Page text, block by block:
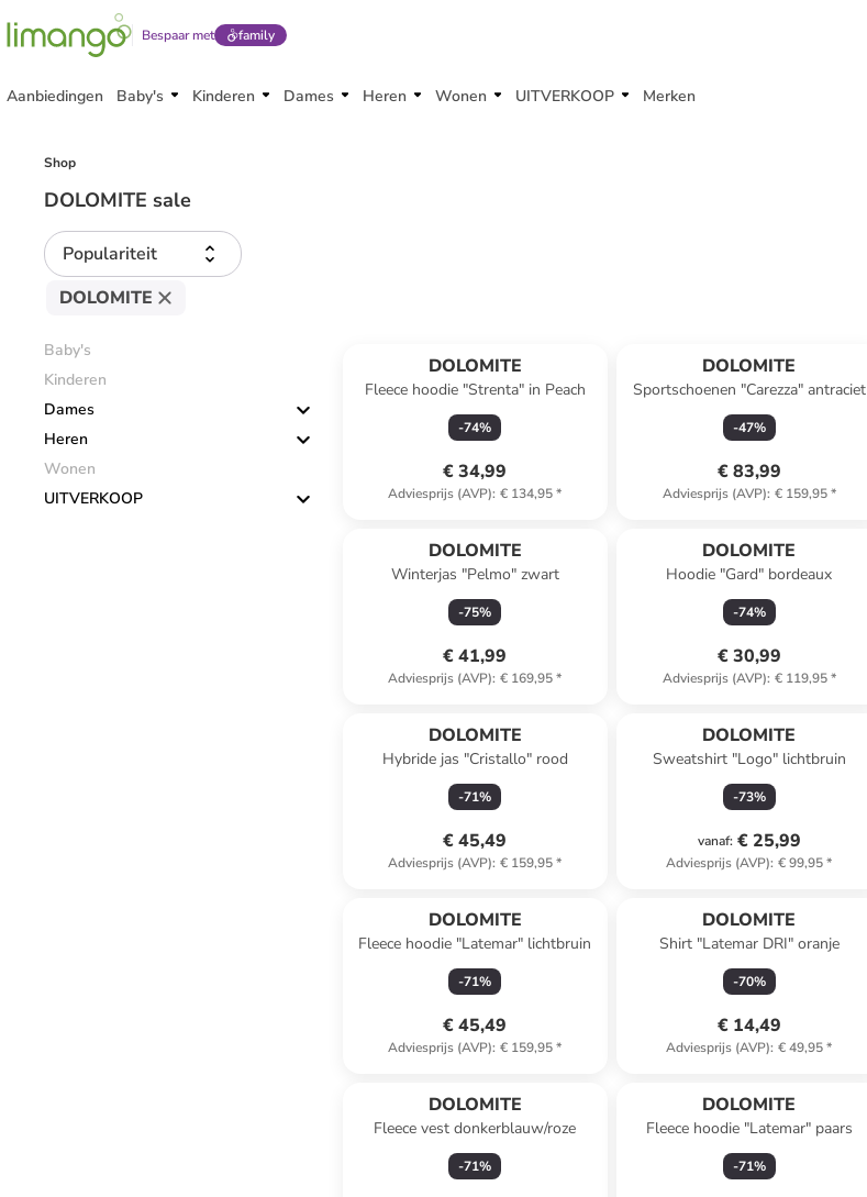
Bespaar met family
Aanbiedingen Baby's Kinderen Dames Heren Wonen UITVERKOOP Merken
Shop
DOLOMITE sale
Populariteit
DOLOMITE
Baby's
Kinderen
Dames
Heren
Wonen
UITVERKOOP
DOLOMITE
Fleece hoodie "Strenta" in Peach
-74%
€ 34,99
Adviesprijs (AVP): € 134,95*
DOLOMITE
Sportschoenen "Carezza" antraciet
-47%
€ 83,99
Adviesprijs (AVP): € 159,95*
DOLOMITE
Winterjas "Pelmo" zwart
-75%
€ 41,99
Adviesprijs (AVP): € 169,95*
DOLOMITE
Hoodie "Gard" bordeaux
-74%
€ 30,99
Adviesprijs (AVP): € 119,95*
DOLOMITE
Hybride jas "Cristallo" rood
-71%
€ 45,49
Adviesprijs (AVP): € 159,95*
DOLOMITE
Sweatshirt "Logo" lichtbruin
-73%
vanaf: € 25,99
Adviesprijs (AVP): € 99,95*
DOLOMITE
Fleece hoodie "Latemar" lichtbruin
-71%
€ 45,49
Adviesprijs (AVP): € 159,95*
DOLOMITE
Shirt "Latemar DRI" oranje
-70%
€ 14,49
Adviesprijs (AVP): € 49,95*
DOLOMITE
Fleece vest donkerblauw/roze
-71%
DOLOMITE
Fleece hoodie "Latemar" paars
-71%